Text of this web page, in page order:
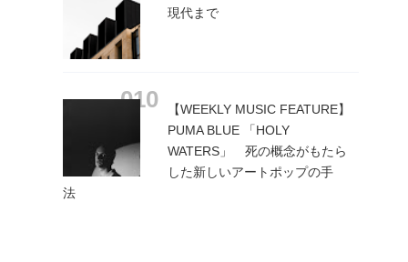
現代まで
【WEEKLY MUSIC FEATURE】
PUMA BLUE 「HOLY
WATERS」 死の概念がもたら
した新しいアートポップの手
法